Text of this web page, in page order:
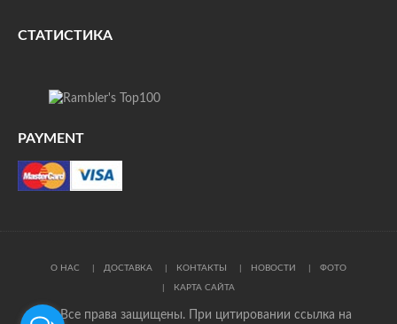
СТАТИСТИКА
PAYMENT
О НАС ДОСТАВКА КОНТАКТЫ НОВОСТИ ФОТО
КАРТА САЙТА
© Все права защищены. При цитировании ссылка на